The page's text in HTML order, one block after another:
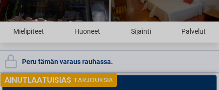
Mielipiteet Huoneet Sijainti Palvelut
Peru tämän varaus rauhassa.
AINUTLAATUISIAS TARJOUKSIA